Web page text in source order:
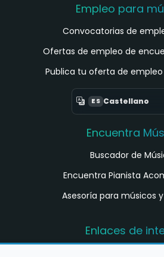
Empleo para
Convocatorias de
Ofertas de empleo de
Publica tu oferta de
ES Castellano
Encuentra
Buscador de
Encuentra Pianista
Asesoría para músicos
Enlaces de